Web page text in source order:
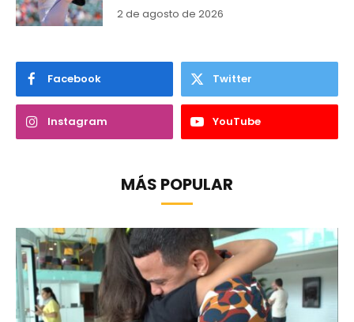
2 de agosto de 2026
Facebook Twitter
Instagram YouTube
MÁS POPULAR